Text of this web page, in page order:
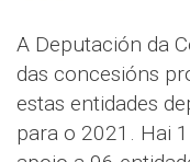
A Deputación da
das concesións
estas entidades
para o 2021. Hai